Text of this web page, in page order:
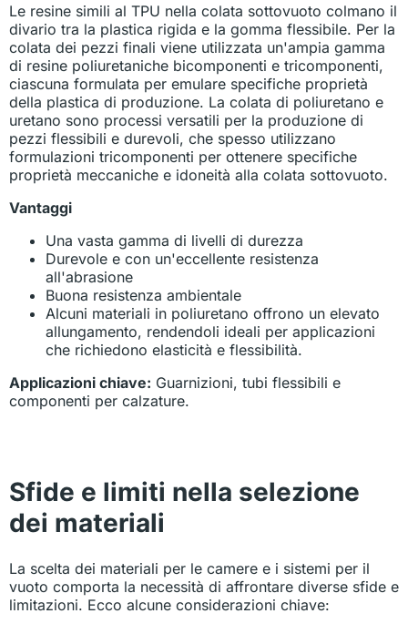
Le resine simili al TPU nella colata sottovuoto colmano il
divario tra la plastica rigida e la gomma flessibile. Per la
colata dei pezzi finali viene utilizzata un'ampia gamma
di resine poliuretaniche bicomponenti e tricomponenti,
ciascuna formulata per emulare specifiche proprietà
della plastica di produzione. La colata di poliuretano e
uretano sono processi versatili per la produzione di
pezzi flessibili e durevoli, che spesso utilizzano
formulazioni tricomponenti per ottenere specifiche
proprietà meccaniche e idoneità alla colata sottovuoto.
Vantaggi
Una vasta gamma di livelli di durezza
Durevole e con un'eccellente resistenza
all'abrasione
Buona resistenza ambientale
Alcuni materiali in poliuretano offrono un elevato
allungamento, rendendoli ideali per applicazioni
che richiedono elasticità e flessibilità.
Applicazioni chiave: Guarnizioni, tubi flessibili e
componenti per calzature.
Sfide e limiti nella selezione
dei materiali
La scelta dei materiali per le camere e i sistemi per il
vuoto comporta la necessità di affrontare diverse sfide e
limitazioni. Ecco alcune considerazioni chiave: